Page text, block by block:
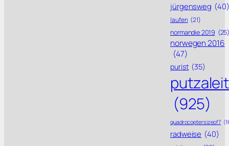
jürgensweg (40)
laufen (21)
normandie 2019
norwegen 2016
(47)
purist (35)
putzaleit
(925)
quadrocoptersizeof7
radweise (40)